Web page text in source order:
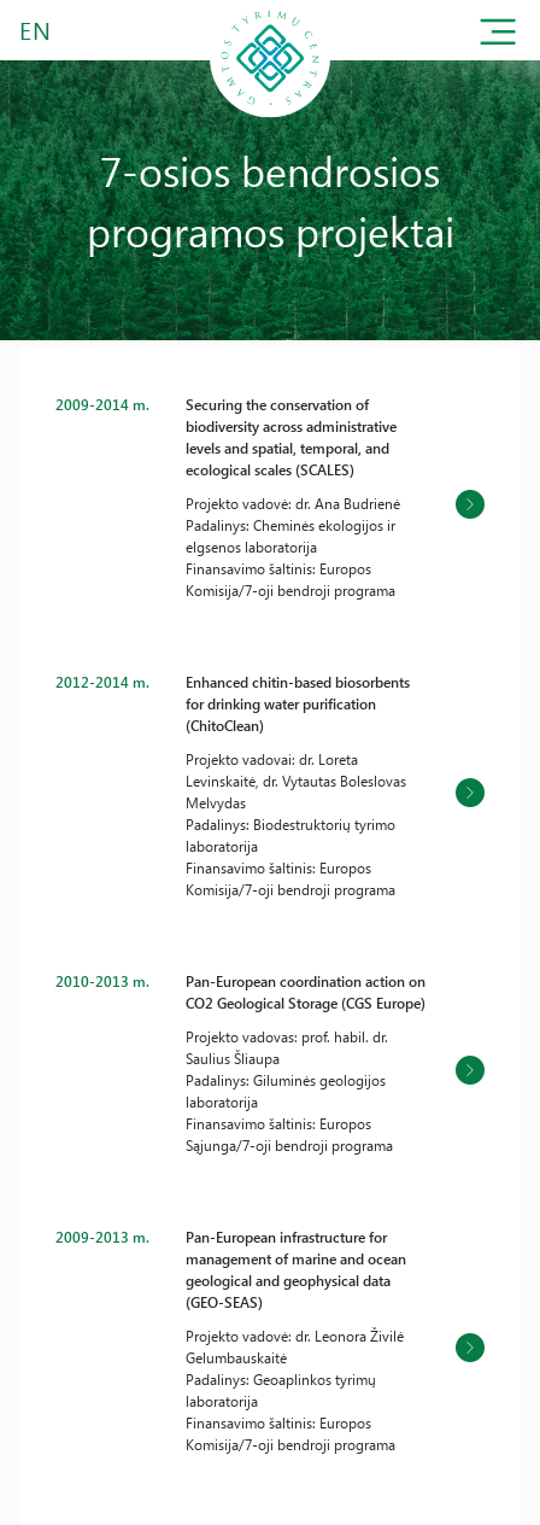
EN
7-osios bendrosios
programos projektai
2009-2014 m.
Securing the conservation of
biodiversity across administrative
levels and spatial, temporal, and
ecological scales (SCALES)
Projekto vadovė: dr. Ana Budrienė
Padalinys: Cheminės ekologijos ir
elgsenos laboratorija
Finansavimo šaltinis: Europos
Komisija/7-oji bendroji programa
2012-2014 m.
Enhanced chitin-based biosorbents
for drinking water purification
(ChitoClean)
Projekto vadovai: dr. Loreta
Levinskaitė, dr. Vytautas Boleslovas
Melvydas
Padalinys: Biodestruktorių tyrimo
laboratorija
Finansavimo šaltinis: Europos
Komisija/7-oji bendroji programa
2010-2013 m.
Pan-European coordination action on
CO2 Geological Storage (CGS Europe)
Projekto vadovas: prof. habil. dr.
Saulius Šliaupa
Padalinys: Giluminės geologijos
laboratorija
Finansavimo šaltinis: Europos
Sąjunga/7-oji bendroji programa
2009-2013 m.
Pan-European infrastructure for
management of marine and ocean
geological and geophysical data
(GEO-SEAS)
Projekto vadovė: dr. Leonora Živilė
Gelumbauskaitė
Padalinys: Geoaplinkos tyrimų
laboratorija
Finansavimo šaltinis: Europos
Komisija/7-oji bendroji programa